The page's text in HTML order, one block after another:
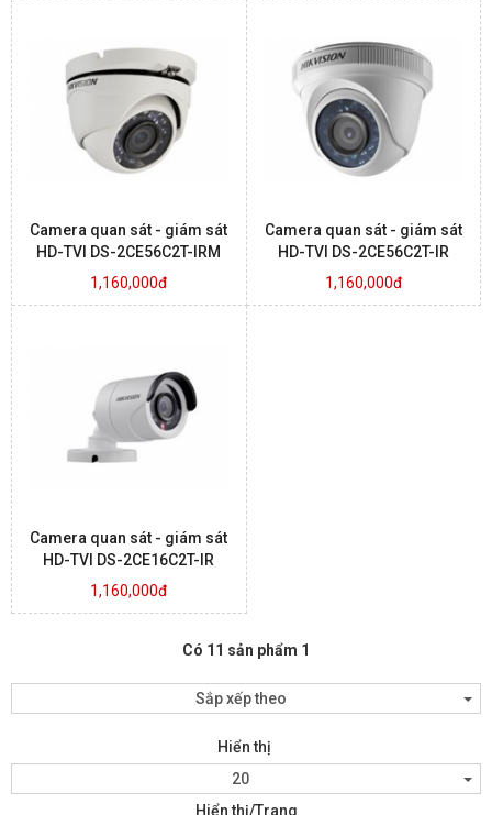
Camera quan sát - giám sát
HD-TVI DS-2CE56C2T-IRM
1,160,000đ
Camera quan sát - giám sát
HD-TVI DS-2CE56C2T-IR
1,160,000đ
Camera quan sát - giám sát
HD-TVI DS-2CE16C2T-IR
1,160,000đ
Có 11 sản phẩm 1
Sắp xếp theo
Hiển thị
20
Hiển thị/Trang